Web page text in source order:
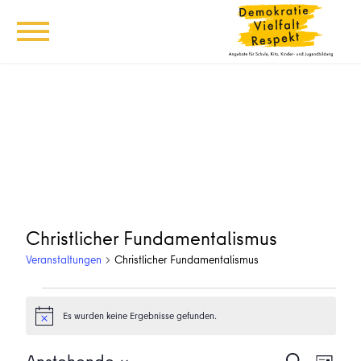
Christlicher Fundamentalismus
Veranstaltungen Christlicher Fundamentalismus
Veranstaltungen
HinweisEs wurden keine Ergebnisse gefunden.